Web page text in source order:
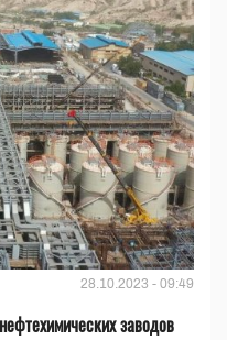
28.10.2023 - 09:49
заводов